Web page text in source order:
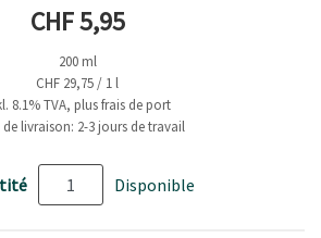
Prix actuel
CHF 5,95
200 ml
CHF 29,75 / 1 l
8.1% TVA, plus frais de port
de livraison: 2-3 jours de travail
Disponible